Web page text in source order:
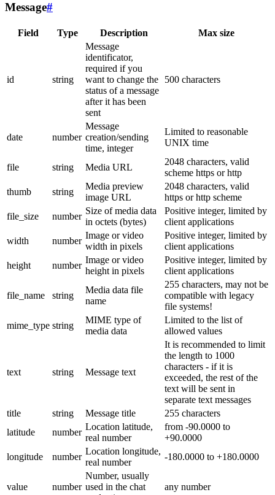
Message#
Field Type Description Max size
id string
Message
identificator,
required if you
want to change the
status of a message
after it has been
sent
500 characters
date number
Message
creation/sending
time, integer
Limited to reasonable
UNIX time
file string Media URL
2048 characters, valid
scheme https or http
thumb
string
Media preview
image URL
2048 characters, valid
https or http scheme
file_size
number
Size of media data
in octets (bytes)
Positive integer, limited by
client applications
width
number
Image or video
width in pixels
Positive integer, limited by
client applications
height
number
Image or video
height in pixels
Positive integer, limited by
client applications
file_name string
Media data file
name
255 characters, may not be
compatible with legacy
file systems!
mime_type string
MIME type of
media data
Limited to the list of
allowed values
text string Message text
It is recommended to limit
the length to 1000
characters - if it is
exceeded, the rest of the
text will be sent in
separate text messages
title
string Message title
255 characters
latitude
number
Location latitude,
real number
from -90.0000 to
+90.0000
longitude
number
Location longitude,
real number
-180.0000 to +180.0000
value number
Number, usually
used in the chat
any number